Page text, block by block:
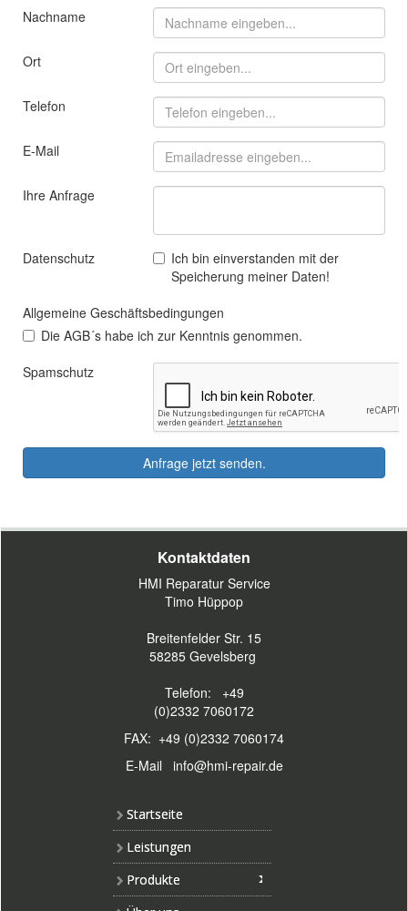
Kontaktdaten
HMI Reparatur Service
Timo Hüppop
Breitenfelder Str. 15
58285 Gevelsberg
Telefon: +49
(0)2332 7060172
FAX: +49 (0)2332 7060174
E-Mail
info@hmi-repair.de
Startseite
Leistungen
Produkte